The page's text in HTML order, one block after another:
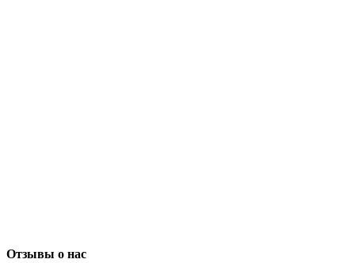
Отзывы о нас